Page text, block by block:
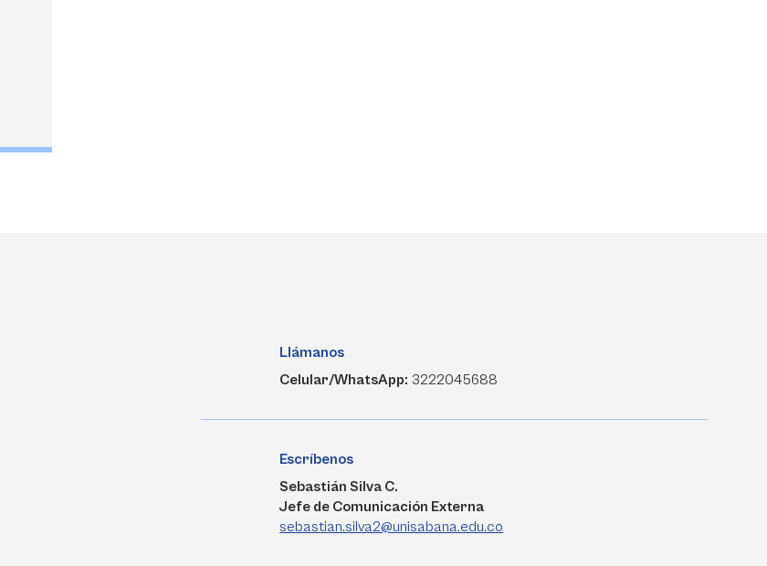
Llámanos
Celular/WhatsApp: 3222045688
Escríbenos
Sebastián Silva C.
Jefe de Comunicación Externa
sebastian.silva2@unisabana.edu.co